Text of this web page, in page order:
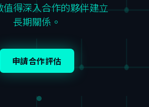
值得深入合作的夥伴建立
長期關係。
申請合作評估